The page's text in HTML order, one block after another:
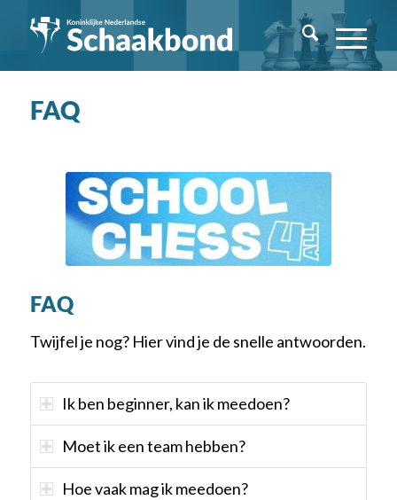
FAQ
FAQ
Twijfel je nog? Hier vind je de snelle antwoorden.
Ik ben beginner, kan ik meedoen?
Moet ik een team hebben?
Hoe vaak mag ik meedoen?